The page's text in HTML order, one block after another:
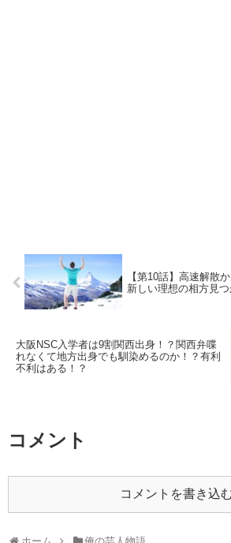
【第10話】高速解散
新しい理想の相方見
大阪NSC入学者は9割関西出身！？関西弁喋
れなくて地方出身でも馴染めるのか！？有利
不利はある！？
コメント
コメントを書き込